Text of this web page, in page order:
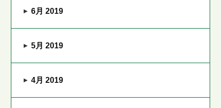
6月 2019
5月 2019
4月 2019